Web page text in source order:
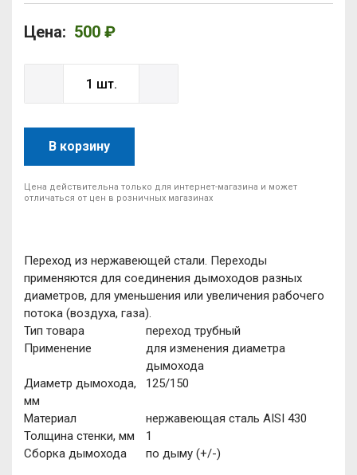
Цена: 500 ₽
В корзину
Цена действительна только для интернет-магазина и может
отличаться от цен в розничных магазинах
Переход из нержавеющей стали. Переходы
применяются для соединения дымоходов разных
диаметров, для уменьшения или увеличения рабочего
потока (воздуха, газа).
Тип товара
переход трубный
Применение
для изменения диаметра
дымохода
Диаметр дымохода,
мм
125/150
Материал
нержавеющая сталь AISI 430
Толщина стенки, мм
1
Сборка дымохода
по дыму (+/-)